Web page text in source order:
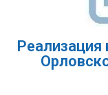
Реализация